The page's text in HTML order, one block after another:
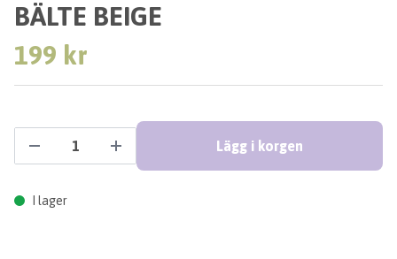
BÄLTE BEIGE
199 kr
Lägg i korgen
I lager